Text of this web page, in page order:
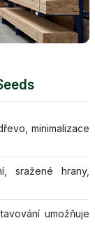
minimalizace
sražené hrany,
umožňuje